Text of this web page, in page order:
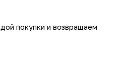
покупки и возвращаем